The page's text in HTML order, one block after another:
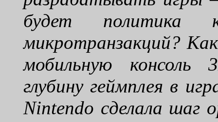
будет политика
микротранзакций?
мобильную консоль
глубину геймплея в
Nintendo сделала шаг